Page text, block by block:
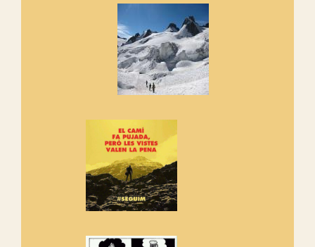
Si no podem caminar, alguna
cosa hem de fer...
Els Centpeus signen el
Manifest a favor dels Camins
adhereix-te al manifest!
Rebem un diploma dels
Amics de Sant Aniol d'Aguja
Els Centpeus estem implicats
de l'entorn de Sant Aniol